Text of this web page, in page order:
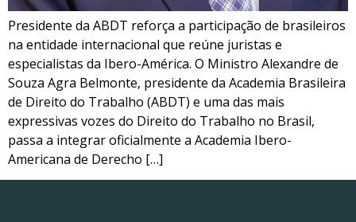
Presidente da ABDT reforça a participação de brasileiros
na entidade internacional que reúne juristas e
especialistas da Ibero-América. O Ministro Alexandre de
Souza Agra Belmonte, presidente da Academia Brasileira
de Direito do Trabalho (ABDT) e uma das mais
expressivas vozes do Direito do Trabalho no Brasil,
passa a integrar oficialmente a Academia Ibero-
Americana de Derecho […]